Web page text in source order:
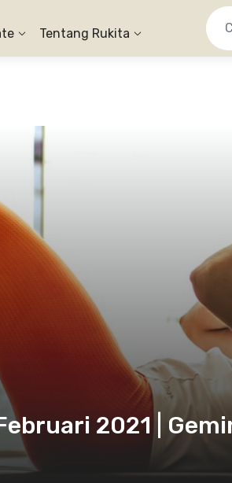
Tentang Rukita
2021 |